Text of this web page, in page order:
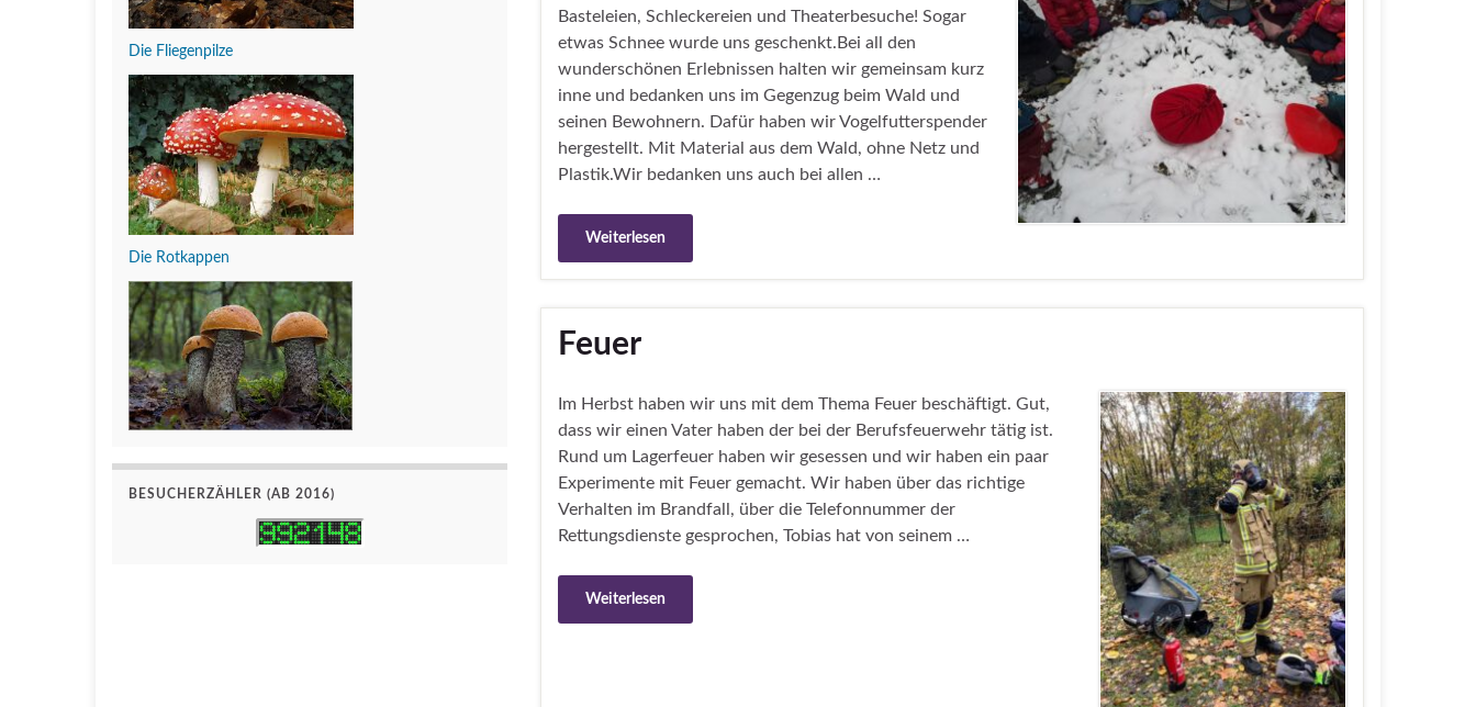
Basteleien, Schleckereien und Theaterbesuche! Sogar
etwas Schnee wurde uns geschenkt.Bei all den
wunderschönen Erlebnissen halten wir gemeinsam kurz
inne und bedanken uns im Gegenzug beim Wald und
seinen Bewohnern. Dafür haben wir Vogelfutterspender
hergestellt. Mit Material aus dem Wald, ohne Netz und
Plastik.Wir bedanken uns auch bei allen …
Weiterlesen
Feuer
Im Herbst haben wir uns mit dem Thema Feuer beschäftigt. Gut,
dass wir einen Vater haben der bei der Berufsfeuerwehr tätig ist.
Rund um Lagerfeuer haben wir gesessen und wir haben ein paar
Experimente mit Feuer gemacht. Wir haben über das richtige
Verhalten im Brandfall, über die Telefonnummer der
Rettungsdienste gesprochen, Tobias hat von seinem …
Weiterlesen
Die Fliegenpilze
Die Rotkappen
BESUCHERZÄHLER (AB 2016)